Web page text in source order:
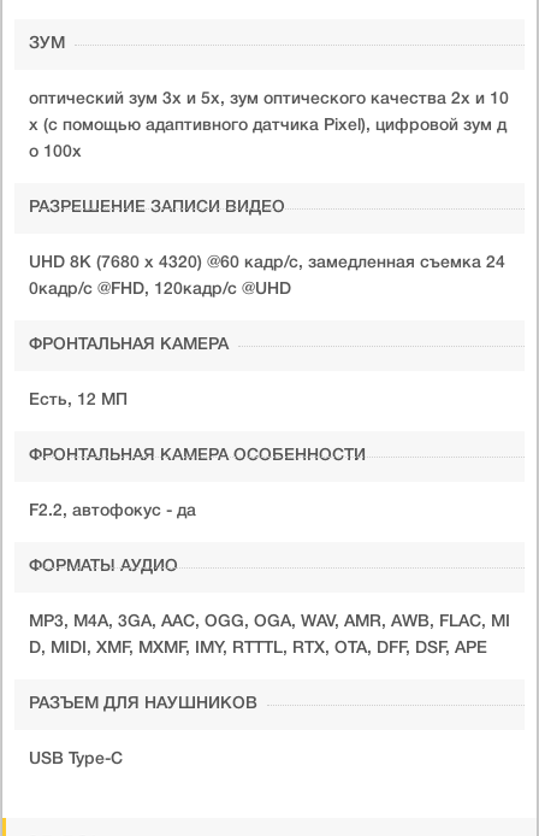
ЗУМ
оптический зум 3x и 5x, зум оптического качества 2x и 10
x (с помощью адаптивного датчика Pixel), цифровой зум д
о 100x
РАЗРЕШЕНИЕ ЗАПИСИ ВИДЕО
UHD 8K (7680 x 4320) @60 кадр/с, замедленная съемка 24
0кадр/с @FHD, 120кадр/с @UHD
ФРОНТАЛЬНАЯ КАМЕРА
Есть, 12 МП
ФРОНТАЛЬНАЯ КАМЕРА ОСОБЕННОСТИ
F2.2, автофокус - да
ФОРМАТЫ АУДИО
MP3, M4A, 3GA, AAC, OGG, OGA, WAV, AMR, AWB, FLAC, MI
D, MIDI, XMF, MXMF, IMY, RTTTL, RTX, OTA, DFF, DSF, APE
РАЗЪЕМ ДЛЯ НАУШНИКОВ
USB Type-C